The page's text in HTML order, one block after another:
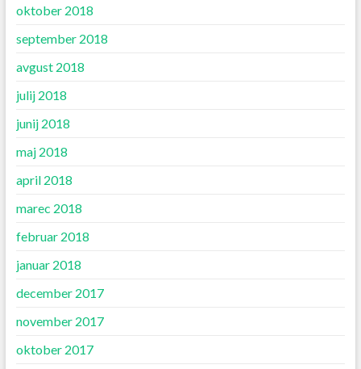
oktober 2018
september 2018
avgust 2018
julij 2018
junij 2018
maj 2018
april 2018
marec 2018
februar 2018
januar 2018
december 2017
november 2017
oktober 2017